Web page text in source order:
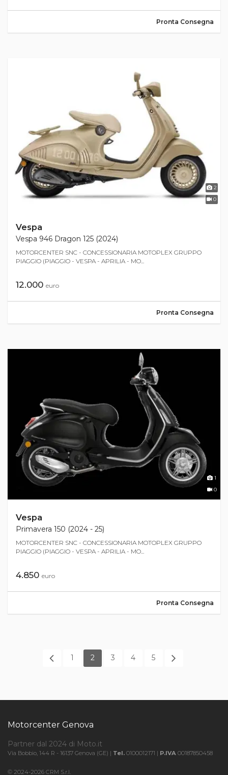
Pronta Consegna
2
0
Vespa
Vespa 946 Dragon 125 (2024)
MOTORCENTER SNC - CONCESSIONARIA MOTOPLEX GRUPPO
PIAGGIO (PIAGGIO - VESPA - APRILIA - MO...
12.000 euro
Pronta Consegna
1
0
Vespa
Primavera 150 (2024 - 25)
MOTORCENTER SNC - CONCESSIONARIA MOTOPLEX GRUPPO
PIAGGIO (PIAGGIO - VESPA - APRILIA - MO...
4.850 euro
Pronta Consegna
1 2 3 4 5
Motorcenter Genova
Partner dal 2024 di Moto.it
Via Bobbio, 144 R - 16137 Genova (GE) | Tel. 0100012171 | P.IVA 00187850458
© 2024-2026 CRM S.r.l.